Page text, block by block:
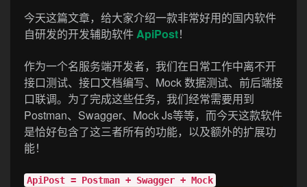
今天这篇文章，给大家介绍一款非常好用的国内软件
自研发的开发辅助软件ApiPost！
作为一个名服务端开发者，我们在日常工作中离不开
接口测试、接口文档编写、Mock 数据测试、前后端接
口联调。为了完成这些任务，我们经常需要用到
Postman、Swagger、Mock Js等等，而今天这款软件
是恰好包含了这三者所有的功能，以及额外的扩展功
能！
ApiPost = Postman + Swagger + Mock